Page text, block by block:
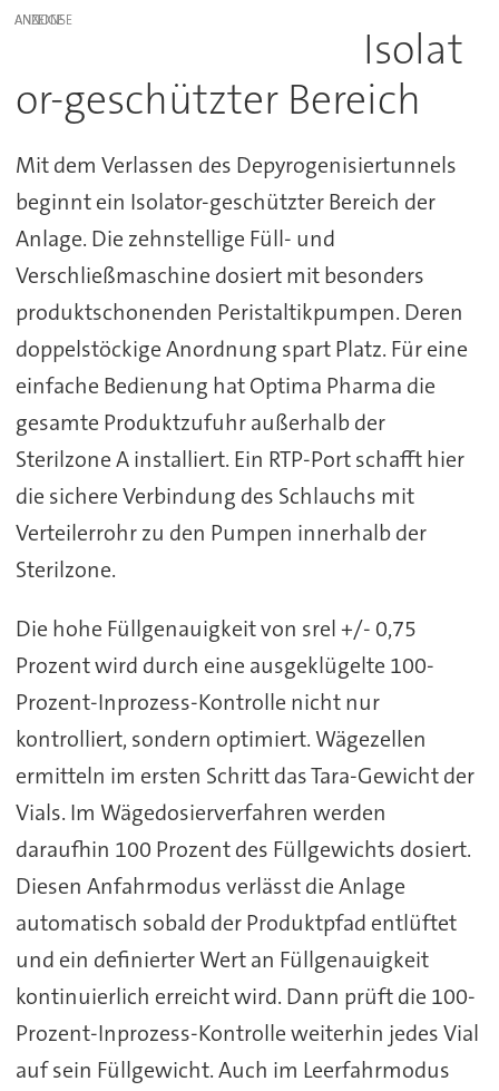
ANZEIGE
Isolat
or-geschützter Bereich
Mit dem Verlassen des Depyrogenisiertunnels
beginnt ein Isolator-geschützter Bereich der
Anlage. Die zehnstellige Füll- und
Verschließmaschine dosiert mit besonders
produktschonenden Peristaltikpumpen. Deren
doppelstöckige Anordnung spart Platz. Für eine
einfache Bedienung hat Optima Pharma die
gesamte Produktzufuhr außerhalb der
Sterilzone A installiert. Ein RTP-Port schafft hier
die sichere Verbindung des Schlauchs mit
Verteilerrohr zu den Pumpen innerhalb der
Sterilzone.
Die hohe Füllgenauigkeit von srel +/- 0,75
Prozent wird durch eine ausgeklügelte 100-
Prozent-Inprozess-Kontrolle nicht nur
kontrolliert, sondern optimiert. Wägezellen
ermitteln im ersten Schritt das Tara-Gewicht der
Vials. Im Wägedosierverfahren werden
daraufhin 100 Prozent des Füllgewichts dosiert.
Diesen Anfahrmodus verlässt die Anlage
automatisch sobald der Produktpfad entlüftet
und ein definierter Wert an Füllgenauigkeit
kontinuierlich erreicht wird. Dann prüft die 100-
Prozent-Inprozess-Kontrolle weiterhin jedes Vial
auf sein Füllgewicht. Auch im Leerfahrmodus